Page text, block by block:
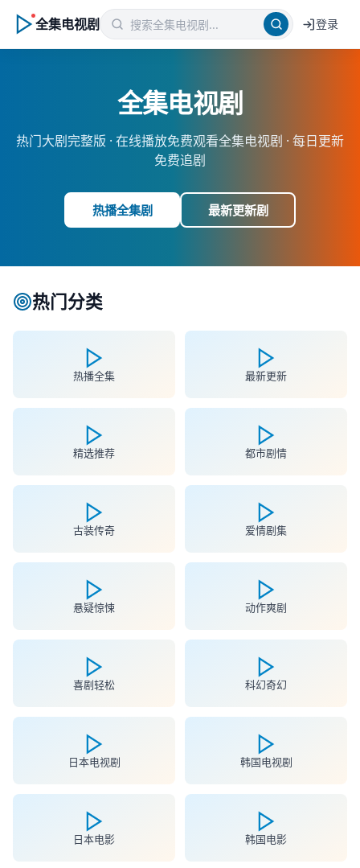
全集电视剧 登录
全集电视剧
热门大剧完整版 · 在线播放免费观看全集电视剧 · 每日更新
免费追剧
热播全集剧 最新更新剧
热门分类
热播全集 最新更新
精选推荐 都市剧情
古装传奇 爱情剧集
悬疑惊悚 动作爽剧
喜剧轻松 科幻奇幻
日本电视剧 韩国电视剧
日本电影 韩国电影